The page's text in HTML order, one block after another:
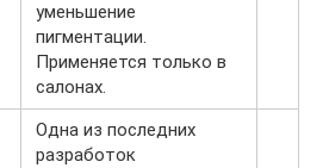
уменьшение
пигментации.
Применяется только в
салонах.
Одна из последних
разработок